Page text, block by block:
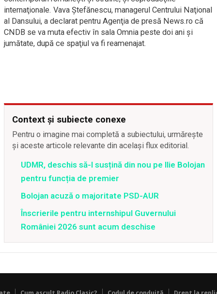
internaţionale. Vava Ştefănescu, managerul Centrului Naţional
al Dansului, a declarat pentru Agenţia de presă News.ro că
CNDB se va muta efectiv în sala Omnia peste doi ani şi
jumătate, după ce spaţiul va fi reamenajat.
Context și subiecte conexe
Pentru o imagine mai completă a subiectului, urmărește
și aceste articole relevante din același flux editorial.
UDMR, deschis să-l susțină din nou pe Ilie Bolojan
pentru funcția de premier
Bolojan acuză o majoritate PSD-AUR
Înscrierile pentru internshipul Guvernului
României 2026 sunt acum deschise